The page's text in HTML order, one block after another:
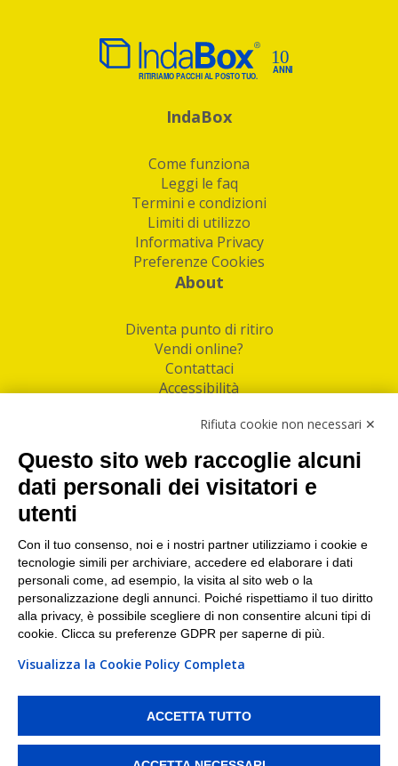
IndaBox
Come funziona
Leggi le faq
Termini e condizioni
Limiti di utilizzo
Informativa Privacy
Preferenze Cookies
About
Diventa punto di ritiro
Vendi online?
Contattaci
Accessibilità
Facebook
Linkedin
I nostri punti di ritiro e spedizione pacchi nelle
maggiori città italiane
Torino|Milano|Roma|Bologna|Firenze| Genova
Napoli|Varese
PI/CF/N°Iscr.: 10821360012 | REA: RM 1494760 | Cap.Soc.: 50.000€ |
Whistleblowing|Privacy |Preferenze Cookies
ritirare i tuoi acquisti online e spedire i tuoi pacchi.
Rifiuta cookie non necessari ✕
Questo sito web raccoglie alcuni
dati personali dei visitatori e
utenti
Con il tuo consenso, noi e i nostri partner utilizziamo i cookie e
tecnologie simili per archiviare, accedere ed elaborare i dati
personali come, ad esempio, la visita al sito web o la
personalizzazione degli annunci. Poiché rispettiamo il tuo diritto
alla privacy, è possibile scegliere di non consentire alcuni tipi di
cookie. Clicca su preferenze GDPR per saperne di più.
Visualizza la Cookie Policy Completa
ACCETTA TUTTO